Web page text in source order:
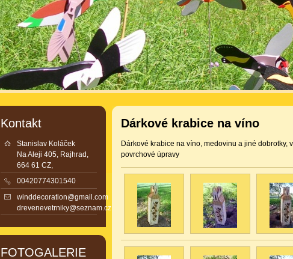
Dárkové krabice na víno
Dárkové krabice na víno, medovinu a jiné dobrotky,
povrchové úpravy
Kontakt
Stanislav Koláček
Na Aleji 405, Rajhrad,
664 61 CZ,
00420774301540
winddecoration@gmail.com
drevenevetrniky@seznam.cz
FOTOGALERIE